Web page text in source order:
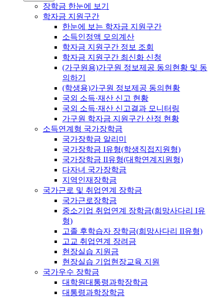
장학금 한눈에 보기
학자금 지원구간
한눈에 보는 학자금 지원구간
소득인정액 모의계산
학자금 지원구간 정보 조회
학자금 지원구간 최신화 신청
(가구원용)가구원 정보제공 동의현황 및 동
의하기
(학생용)가구원 정보제공 동의현황
국외 소득·재산 신고 현황
국외 소득·재산 신고결과 모니터링
가구원 학자금 지원구간 산정 현황
소득연계형 국가장학금
국가장학금 알리미
국가장학금 I유형(학생직접지원형)
국가장학금 II유형(대학연계지원형)
다자녀 국가장학금
지역인재장학금
국가근로 및 취업연계 장학금
국가근로장학금
중소기업 취업연계 장학금(희망사다리 I유
형)
고졸 후학습자 장학금(희망사다리 II유형)
고교 취업연계 장려금
현장실습 지원금
현장실습 기업현장교육 지원
국가우수 장학금
대학원대통령과학장학금
대통령과학장학금